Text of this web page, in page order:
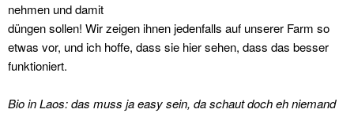
nehmen und damit
düngen sollen! Wir zeigen ihnen jedenfalls auf unserer Farm so
etwas vor, und ich hoffe, dass sie hier sehen, dass das besser
funktioniert.
Bio in Laos: das muss ja easy sein, da schaut doch eh niemand